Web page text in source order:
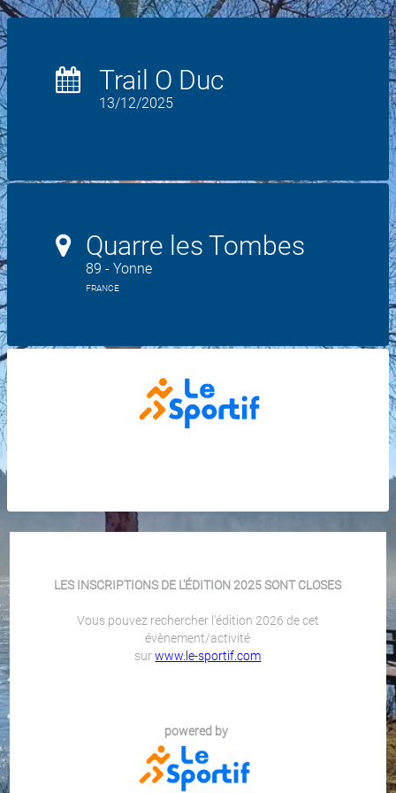
Trail O Duc
13/12/2025
Quarre les Tombes
89 - Yonne
FRANCE
LES INSCRIPTIONS DE L'ÉDITION 2025 SONT CLOSES
Vous pouvez rechercher l'édition 2026 de cet
évènement/activité
surwww.le-sportif.com
powered by